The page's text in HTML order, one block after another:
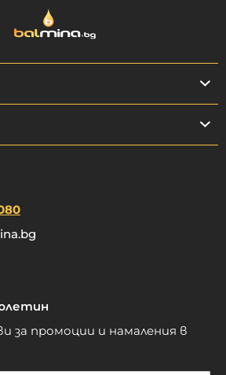
за промоции и намаления в